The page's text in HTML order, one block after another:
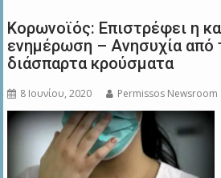
Κορωνοϊός: Επιστρέφει η
ενημέρωση – Ανησυχία από
διάσπαρτα κρούσματα
8 Ιουνίου, 2020 Permissos Newsroom